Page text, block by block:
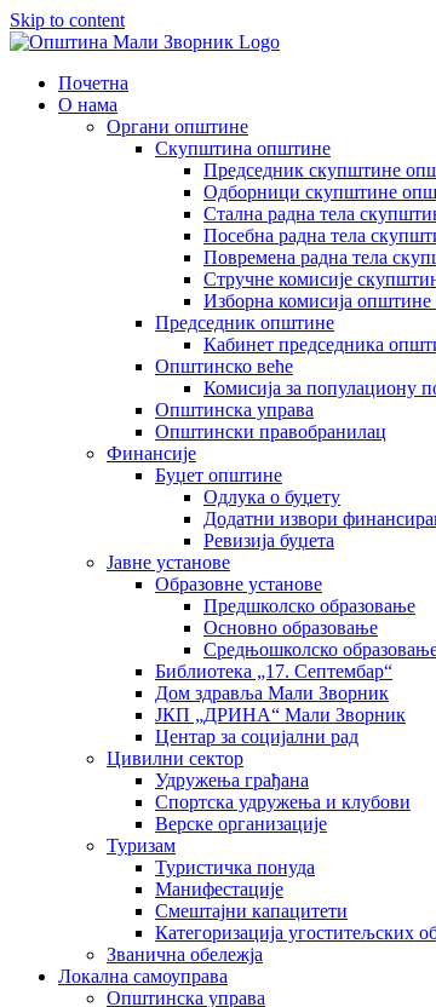
Skip to content
Почетна
О нама
Органи општине
Скупштина општине
Председник скупштине
Одборници скупштине
Стална радна тела
Посебна радна тела
Повремена радна тела
Стручне комисије
Изборна комисија
Председник општине
Кабинет председника
Општинско веће
Комисија за популациону
Општинска управа
Општински правобранилац
Финансије
Буџет општине
Одлука о буџету
Додатни извори
Ревизија буџета
Јавне установе
Образовне установе
Предшколско образовање
Основно образовање
Средњошколско
Библиотека „17. Септембар“
Дом здравља Мали Зворник
ЈКП „ДРИНА“ Мали Зворник
Центар за социјални рад
Цивилни сектор
Удружења грађана
Спортска удружења и клубови
Верске организације
Туризам
Туристичка понуда
Манифестације
Смештајни капацитети
Категоризација угоститељских
Званична обележја
Локална самоуправа
Општинска управа